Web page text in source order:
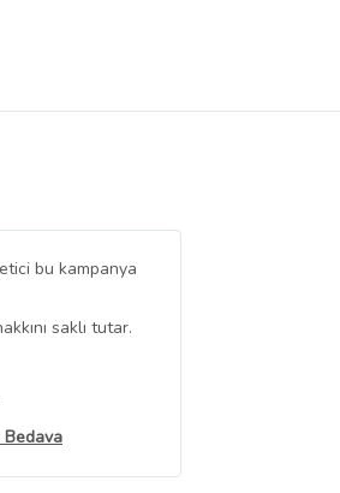
bu kampanya
saklı tutar.
Bedava